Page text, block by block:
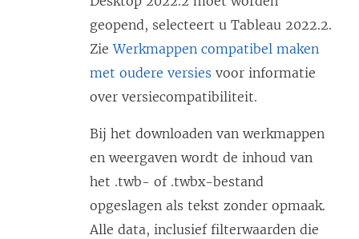
geopend, selecteert u Tableau 2022.2.
ZieWerkmappen compatibel maken
met oudere versies voor informatie
over versiecompatibiliteit.
Bij het downloaden van werkmappen
en weergaven wordt de inhoud van
het .twb- of .twbx-bestand
opgeslagen als tekst zonder opmaak.
Alle data, inclusief filterwaarden die